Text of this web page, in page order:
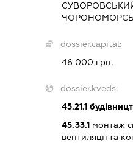
dossier.capital:
46 000 грн.
dossier.kveds:
45.21.1
45.33.1 монтаж
вентиляції та